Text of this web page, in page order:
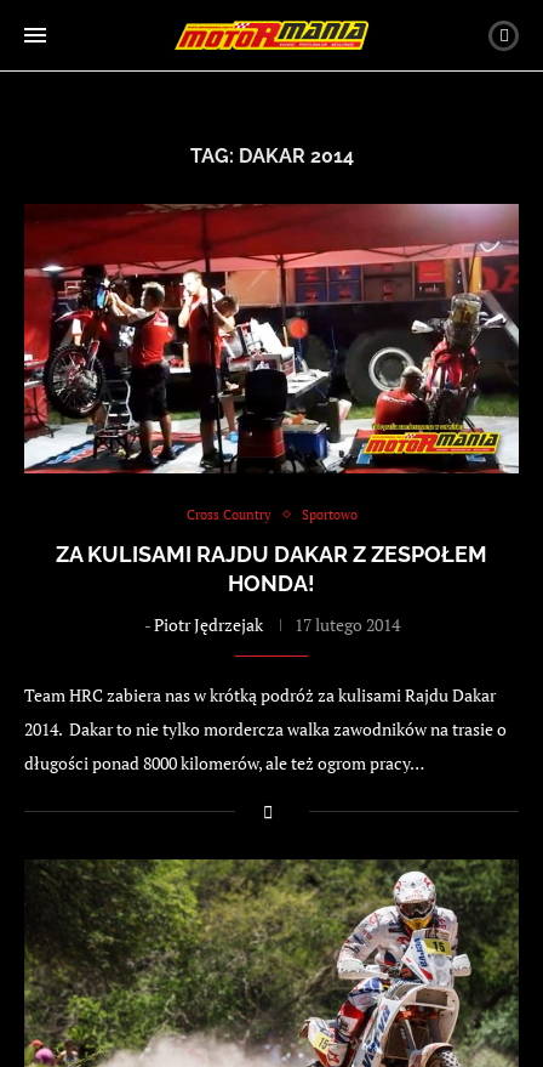
TAG: DAKAR 2014
Cross Country Sportowo
ZA KULISAMI RAJDU DAKAR Z ZESPOŁEM
HONDA!
-Piotr Jędrzejak 17 lutego 2014
Team HRC zabiera nas w krótką podróż za kulisami Rajdu Dakar
2014. Dakar to nie tylko mordercza walka zawodników na trasie o
długości ponad 8000 kilomerów, ale też ogrom pracy…